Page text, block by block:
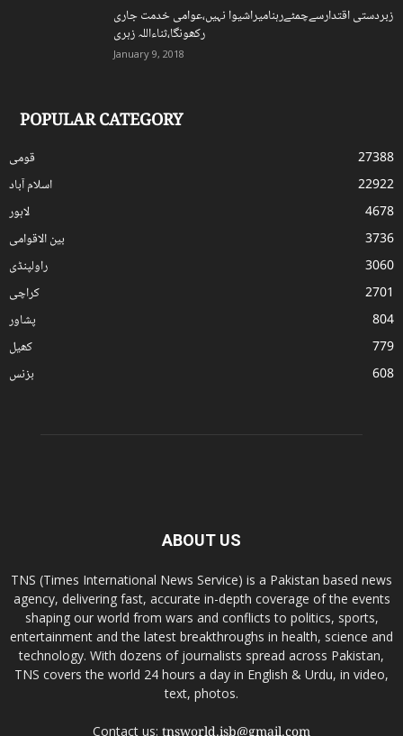
زبردستی اقتدارسےچمٹےرہنامیراشیوا نہیں،عوامی خدمت جاری
رکھونگا،ثناءاللہ زہری
January 9, 2018
POPULAR CATEGORY
قومی
27388
اسلام آباد
22922
لاہور
4678
بین الاقوامی
3736
راولپنڈی
3060
کراچی
2701
پشاور
804
کھیل
779
بزنس
608
ABOUT US
TNS (Times International News Service) is a Pakistan based news
agency, delivering fast, accurate in-depth coverage of the events
shaping our world from wars and conflicts to politics, sports,
entertainment and the latest breakthroughs in health, science and
technology. With dozens of journalists spread across Pakistan,
TNS covers the world 24 hours a day in English & Urdu, in video,
text, photos.
Contact us: